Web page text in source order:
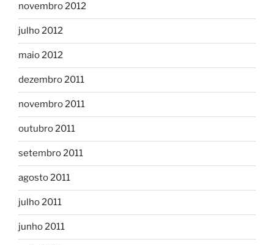
novembro 2012
julho 2012
maio 2012
dezembro 2011
novembro 2011
outubro 2011
setembro 2011
agosto 2011
julho 2011
junho 2011